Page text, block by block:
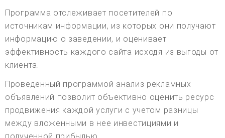
Программа отслеживает посетителей по
источникам информации, из которых они получают
информацию о заведении, и оценивает
эффективность каждого сайта исходя из выгоды от
клиента.
Проведенный программой анализ рекламных
объявлений позволит объективно оценить ресурс
продвижения каждой услуги с учетом разницы
между вложенными в нее инвестициями и